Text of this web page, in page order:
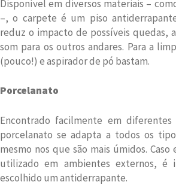
Disponível em diversos materiais –
–, o carpete é um piso
reduz o impacto de possíveis quedas,
som para os outros andares. Para a
(pouco!) e aspirador de pó bastam.
Porcelanato
Encontrado facilmente em
porcelanato se adapta a todos os
mesmo nos que são mais úmidos.
utilizado em ambientes externos, é
escolhido um antiderrapante.